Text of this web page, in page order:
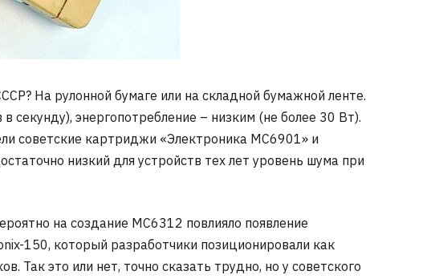
На рулонной бумаге или на складной бумажной ленте.
секунду), энергопотребление – низким (не более 30 Вт).
советские картриджи «Электроника МС6901» и
низкий для устройств тех лет уровень шума при
на создание МС6312 повлияло появление
150, который разработчики позиционировали как
Так это или нет, точно сказать трудно, но у советского